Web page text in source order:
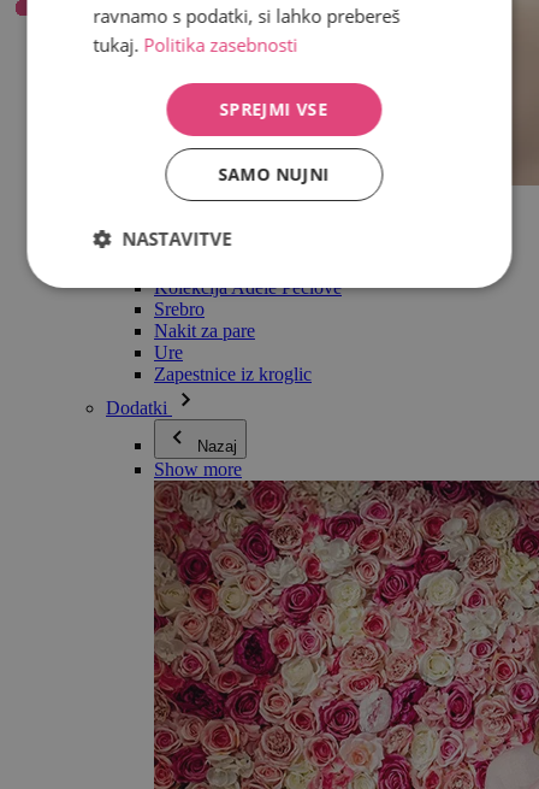
Vse v kategoriji Nakit
Zapestnice
Kolekcija Adéle Pečlové
Srebro
Nakit za pare
Ure
Zapestnice iz kroglic
Dodatki
Nazaj
Show more
ravnamo s podatki, si lahko prebereš
tukaj. Politika zasebnosti
SPREJMI VSE
SAMO NUJNI
NASTAVITVE